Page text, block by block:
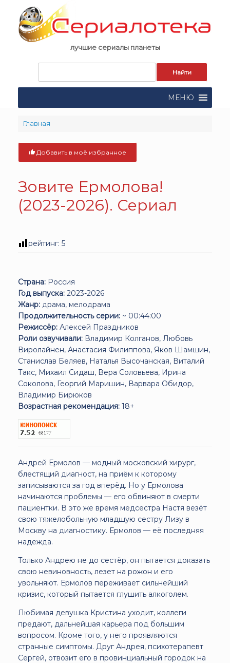
content
лучшие сериалы планеты
поиска:
МЕНЮ
Главная
Добавить в моё избранное
Зовите Ермолова!
(2023-2026). Сериал
рейтинг: 5
Страна: Россия
Год выпуска: 2023-2026
Жанр: драма, мелодрама
Продолжительность серии: ~ 00:44:00
Режиссёр: Алексей Праздников
Роли озвучивали: Владимир Колганов, Любовь
Виролайнен, Анастасия Филиппова, Яков Шамшин,
Станислав Беляев, Наталья Высочанская, Виталий
Такс, Михаил Сидаш, Вера Соловьева, Ирина
Соколова, Георгий Маришин, Варвара Обидор,
Владимир Бирюков
Возрастная рекомендация: 18+
Андрей Ермолов — модный московский хирург,
блестящий диагност, на приём к которому
записываются за год вперёд. Но у Ермолова
начинаются проблемы — его обвиняют в смерти
пациентки. В это же время медсестра Настя везёт
свою тяжелобольную младшую сестру Лизу в
Москву на диагностику. Ермолов — её последняя
надежда.
Только Андрею не до сестёр, он пытается доказать
свою невиновность, лезет на рожон и его
увольняют. Ермолов переживает сильнейший
кризис, который пытается глушить алкоголем.
Любимая девушка Кристина уходит, коллеги
предают, дальнейшая карьера под большим
вопросом. Кроме того, у него проявляются
странные симптомы. Друг Андрея, психотерапевт
Сергей, отвозит его в провинциальный городок на